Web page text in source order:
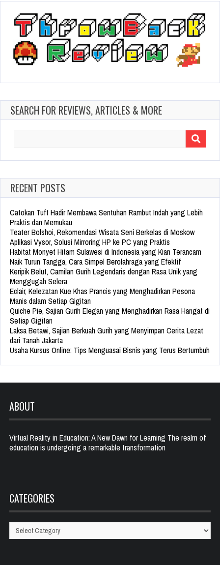
SEARCH FOR REVIEWS, ARTICLES & MORE
RECENT POSTS
Catokan Tuft Hadir Membawa Sentuhan Rambut Indah yang Lebih
Praktis dan Memukau
Teater Bolshoi, Rekomendasi Wisata Seni Berkelas di Moskow
Aplikasi Vysor, Solusi Mirroring HP ke PC yang Praktis
Habitat Monyet Hitam Sulawesi di Indonesia yang Kian Terancam
Naik Turun Tangga, Cara Simpel Berolahraga yang Efektif
Keripik Belut, Camilan Gurih Legendaris dengan Rasa Unik yang
Menggugah Selera
Eclair, Kelezatan Kue Khas Prancis yang Menghadirkan Pesona
Manis dalam Setiap Gigitan
Quiche Pie, Sajian Gurih Elegan yang Menghadirkan Rasa Hangat di
Setiap Gigitan
Laksa Betawi, Sajian Berkuah Gurih yang Menyimpan Cerita Lezat
dari Tanah Jakarta
Usaha Kursus Online: Tips Menguasai Bisnis yang Terus Bertumbuh
ABOUT
Virtual Reality in Education: A New Dawn for Learning The realm of
education is undergoing a remarkable transformation
CATEGORIES
Categories